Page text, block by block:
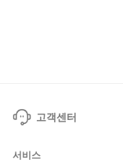
고객센터
서비스